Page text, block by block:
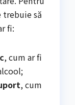
trebuie să
fi:
, cum ar fi
, cum